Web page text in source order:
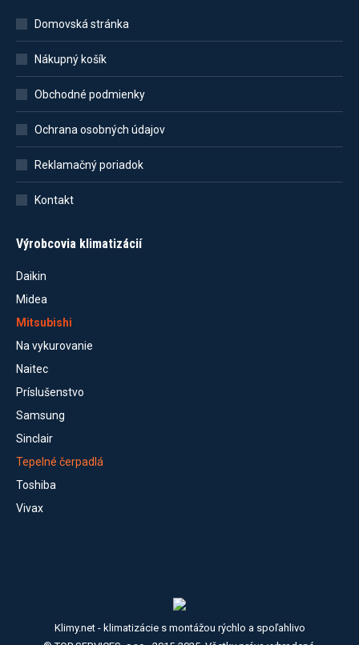
Domovská stránka
Nákupný košík
Obchodné podmienky
Ochrana osobných údajov
Reklamačný poriadok
Kontakt
Výrobcovia klimatizácií
Daikin
Midea
Mitsubishi
Na vykurovanie
Naitec
Príslušenstvo
Samsung
Sinclair
Tepelné čerpadlá
Toshiba
Vivax
Klimy.net - klimatizácie s montážou rýchlo a spoľahlivo